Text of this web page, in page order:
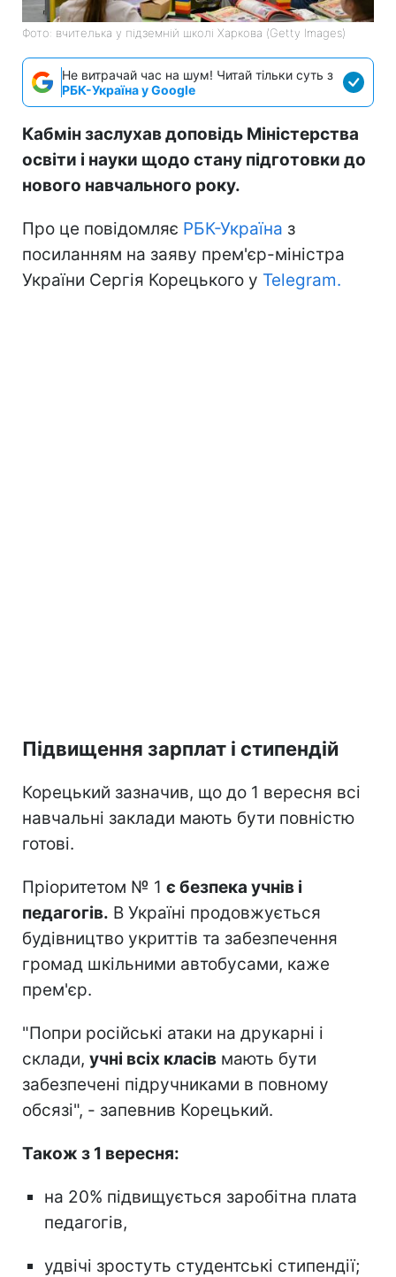
Фото: вчителька у підземній школі Харкова (Getty Images)
Не витрачай час на шум! Читай тільки суть з
РБК-Україна у Google
Кабмін заслухав доповідь Міністерства
освіти і науки щодо стану підготовки до
нового навчального року.
Про це повідомляє РБК-Україна з
посиланням на заяву прем'єр-міністра
України Сергія Корецького у Telegram.
Підвищення зарплат і стипендій
Корецький зазначив, що до 1 вересня всі
навчальні заклади мають бути повністю
готові.
Пріоритетом № 1 є безпека учнів і
педагогів. В Україні продовжується
будівництво укриттів та забезпечення
громад шкільними автобусами, каже
прем'єр.
"Попри російські атаки на друкарні і
склади, учні всіх класів мають бути
забезпечені підручниками в повному
обсязі", - запевнив Корецький.
Також з 1 вересня:
на 20% підвищується заробітна плата
педагогів,
удвічі зростуть студентські стипендії;